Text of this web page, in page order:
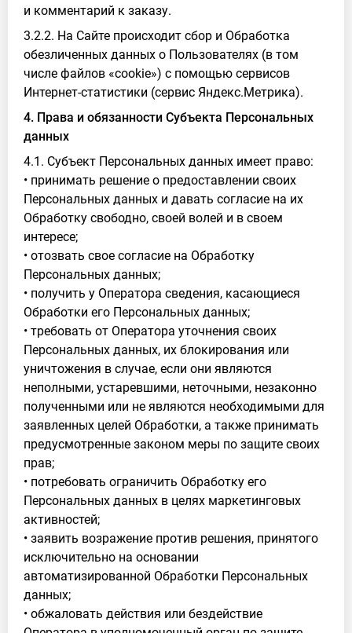
и комментарий к заказу.
3.2.2. На Сайте происходит сбор и Обработка
обезличенных данных о Пользователях (в том
числе файлов «cookie») с помощью сервисов
Интернет-статистики (сервис Яндекс.Метрика).
4. Права и обязанности Субъекта Персональных
данных
4.1. Субъект Персональных данных имеет право:
• принимать решение о предоставлении своих
Персональных данных и давать согласие на их
Обработку свободно, своей волей и в своем
интересе;
• отозвать свое согласие на Обработку
Персональных данных;
• получить у Оператора сведения, касающиеся
Обработки его Персональных данных;
• требовать от Оператора уточнения своих
Персональных данных, их блокирования или
уничтожения в случае, если они являются
неполными, устаревшими, неточными, незаконно
полученными или не являются необходимыми для
заявленных целей Обработки, а также принимать
предусмотренные законом меры по защите своих
прав;
• потребовать ограничить Обработку его
Персональных данных в целях маркетинговых
активностей;
• заявить возражение против решения, принятого
исключительно на основании
автоматизированной Обработки Персональных
данных;
• обжаловать действия или бездействие